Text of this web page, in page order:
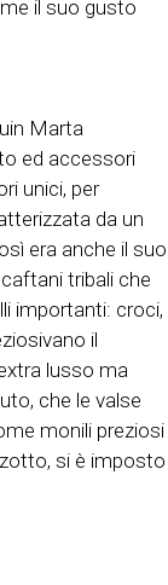
il suo gusto
Marta
ed accessori
unici, per
da un
era anche il suo
tribali che
importanti: croci,
il
lusso ma
che le valse
monili preziosi
si è imposto